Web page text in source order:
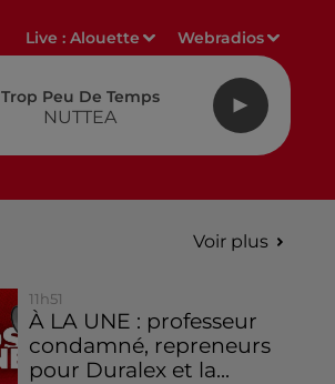
Live :Alouette Webradios
Trop Peu De Temps
NUTTEA
Voir plus
11h51
À LA UNE : professeur
condamné, repreneurs
pour Duralex et la...